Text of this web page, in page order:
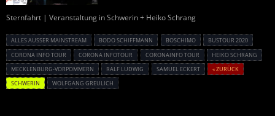
Sternfahrt | Veranstaltung in Schwerin + Heiko Schrang
ALLES AUSSER MAINSTREAM BODO SCHIFFMANN BOSCHIMO
BUSTOUR 2020
CORONA INFO TOUR
CORONA INFOTOUR CORONAINFO TOUR
HEIKO SCHRANG
MECKLENBURG-VORPOMMERN
RALF LUDWIG SAMUEL ECKERT
« ZURÜCK
SCHWERIN
WOLFGANG GREULICH